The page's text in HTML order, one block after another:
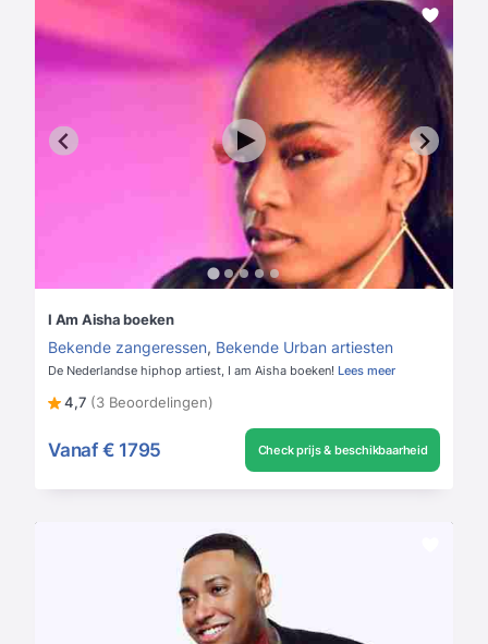
I Am Aisha boeken
Bekende zangeressen, Bekende Urban artiesten
De Nederlandse hiphop artiest, I am Aisha boeken! Lees meer
4,7 (3 Beoordelingen)
Vanaf € 1795 Check prijs & beschikbaarheid